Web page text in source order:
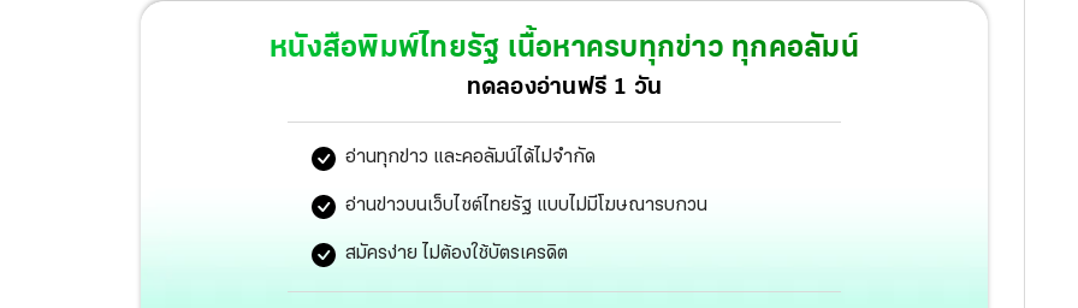
วูบผลพวงจากพายุถล่มในพื้นที่ต่อเนื่อง
หนังสือพิมพ์ไทยรัฐ เนื้อหาครบทุกข่าว ทุกคอลัมน์
ทดลองอ่านฟรี 1 วัน
อ่านทุกข่าว และคอลัมน์ได้ไม่จำกัด
อ่านข่าวบนเว็บไซต์ไทยรัฐ แบบไม่มีโฆษณารบกวน
สมัครง่าย ไม่ต้องใช้บัตรเครดิต